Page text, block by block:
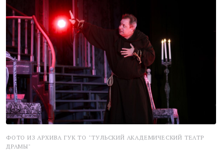
ФОТО ИЗ АРХИВА ГУК ТО "ТУЛЬСКИЙ АКАДЕМИЧЕСКИЙ ТЕАТР
ДРАМЫ"